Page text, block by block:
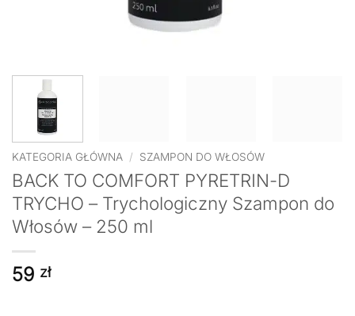
KATEGORIA GŁÓWNA / SZAMPON DO WŁOSÓW
BACK TO COMFORT PYRETRIN-D
TRYCHO – Trychologiczny Szampon do
Włosów – 250 ml
59 zł